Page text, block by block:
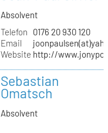
Absolvent
Telefon
0176 20 930 120
Email
Website http://
Sebastian
Omatsch
Absolvent